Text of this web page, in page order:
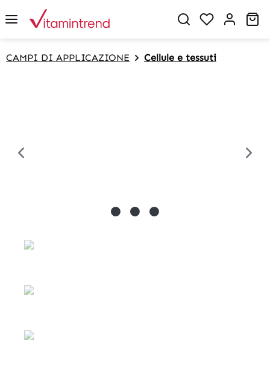
content
CAMPI DI APPLICAZIONE Cellule e tessuti